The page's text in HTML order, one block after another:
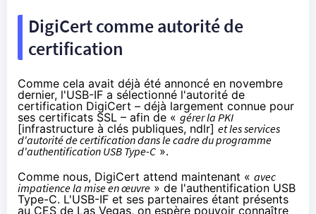
DigiCert comme autorité de
certification
Comme cela avait déjà été annoncé en novembre
dernier, l'USB-IF a sélectionné l'autorité de
certification DigiCert – déjà largement connue pour
ses certificats SSL – afin de « gérerla PKI
[infrastructure à clés publiques, ndlr] et les services
d'autorité de certification dans le cadre du programme
d'authentification USB Type-C ».
Comme nous, DigiCert attend maintenant « avec
impatience la mise en œuvre » de l'authentification USB
Type-C. L'USB-IF et ses partenaires étant présents
auCES de Las Vegas, on espère pouvoir connaître